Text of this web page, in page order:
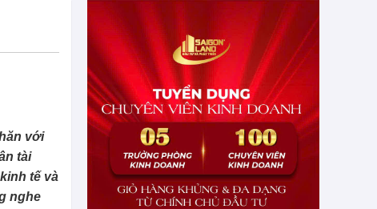
với
tài
tế và
nghe